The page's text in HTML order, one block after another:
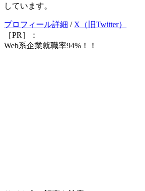
しています。
プロフィール詳細 / X（旧Twitter）
［PR］：
Web系企業就職率94%！！